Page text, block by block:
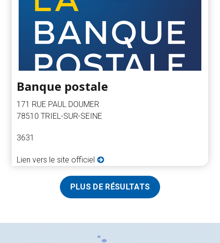
Banque postale
171 RUE PAUL DOUMER
78510 TRIEL-SUR-SEINE
3631
Lien vers le site officiel
PLUS DE RÉSULTATS